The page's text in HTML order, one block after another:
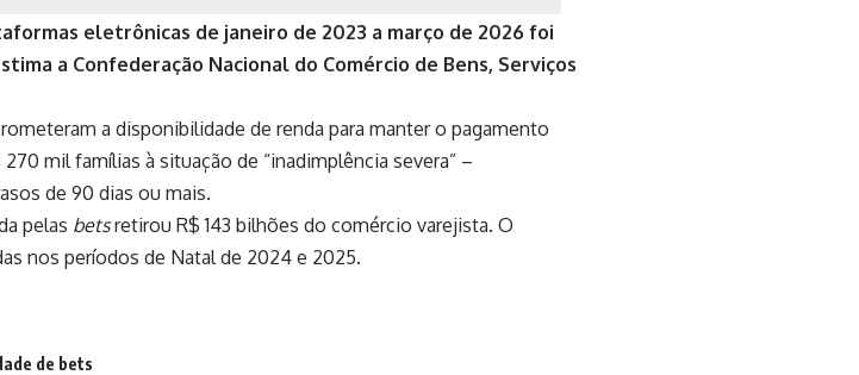
eletrônicas de janeiro de 2023 a março de 2026 foi
a Confederação Nacional do Comércio de Bens, Serviços
a disponibilidade de renda para manter o pagamento
mil famílias à situação de “inadimplência severa” –
de 90 dias ou mais.
pelas betsretirou R$ 143 bilhões do comércio varejista. O
nos períodos de Natal de 2024 e 2025.
de bets